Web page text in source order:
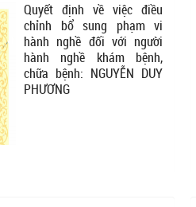
Quyết định về việc điều
chỉnh bổ sung phạm vi
hành nghề đối với người
hành nghề khám bệnh,
chữa bệnh: NGUYỄN DUY
PHƯƠNG